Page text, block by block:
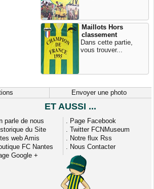
Maillots Hors
classement
Dans cette partie,
vous trouver...
Envoyer une photo
ET AUSSI ...
parle de nous
du Site
web Amis
FC Nantes
Google +
. Page Facebook
. Twitter FCNMuseum
. Notre flux Rss
. Nous Contacter